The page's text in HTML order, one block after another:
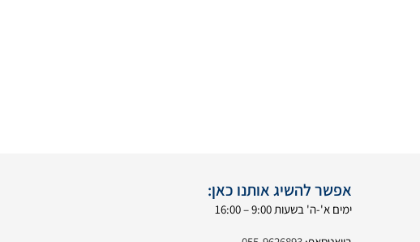
אפשר להשיג אותנו כאן:
ימים א'-ה' בשעות 9:00 – 16:00